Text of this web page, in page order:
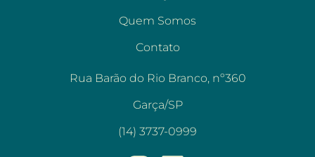
Quem Somos
Contato
Rua Barão do Rio Branco, nº360
Garça/SP
(14) 3737-0999